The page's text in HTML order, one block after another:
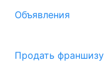
Объявления
Продать франшизу